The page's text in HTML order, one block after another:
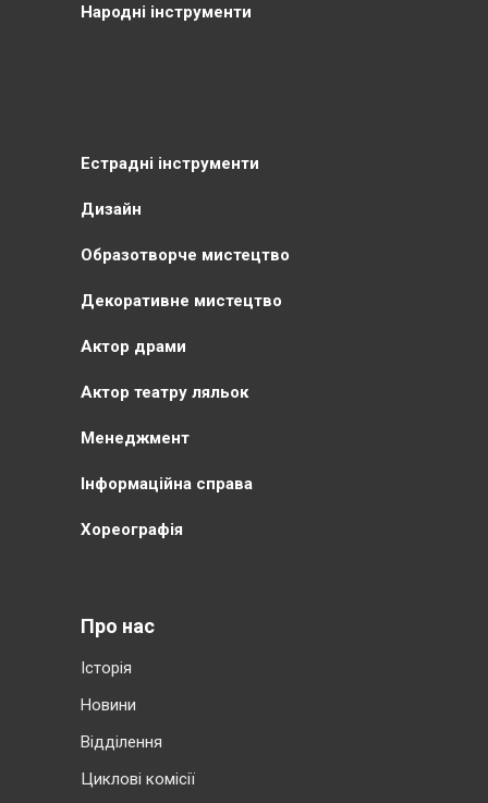
Народні інструменти
Естрадні інструменти
Дизайн
Образотворче мистецтво
Декоративне мистецтво
Актор драми
Актор театру ляльок
Менеджмент
Інформаційна справа
Хореографія
Про нас
Історія
Новини
Відділення
Циклові комісії